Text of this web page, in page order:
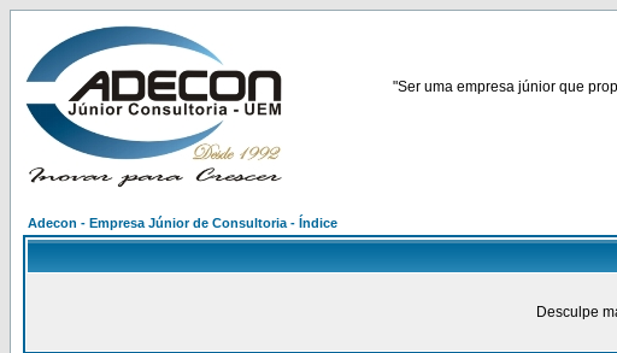
"Ser uma empresa júnior que
Adecon - Empresa Júnior de Consultoria - Índice
Desculpe